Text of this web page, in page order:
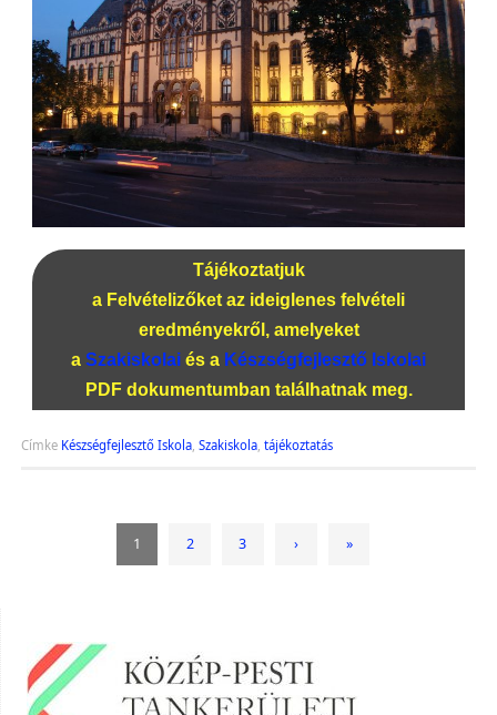
Tájékoztatjuk
a Felvételizőket az ideiglenes felvételi
eredményekről, amelyeket
a Szakiskolai és a Készségfejlesztő Iskolai
PDF dokumentumban találhatnak meg.
Címke Készségfejlesztő Iskola, Szakiskola, tájékoztatás
1 2 3 › »